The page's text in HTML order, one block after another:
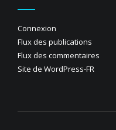
Connexion
Flux des publications
Flux des commentaires
Site de WordPress-FR